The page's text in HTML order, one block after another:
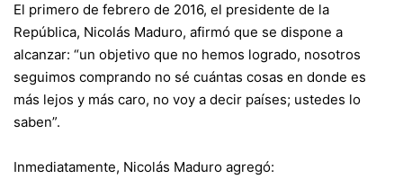
El primero de febrero de 2016, el presidente de la
República, Nicolás Maduro, afirmó que se dispone a
alcanzar: “un objetivo que no hemos logrado, nosotros
seguimos comprando no sé cuántas cosas en donde es
más lejos y más caro, no voy a decir países; ustedes lo
saben”.
Inmediatamente, Nicolás Maduro agregó: